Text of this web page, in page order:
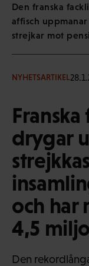
Den franska
affisch
strejkar mot
NYHETSARTIKEL
drygar
och har
4,5
Den